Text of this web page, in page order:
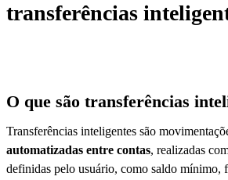
transferências
O que são transferências
Transferências inteligentes são
automatizadas entre contas, realizadas
definidas pelo usuário, como saldo mínimo,